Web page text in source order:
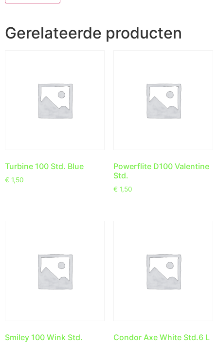
Gerelateerde producten
Turbine 100 Std. Blue
€ 1,50
Powerflite D100 Valentine
Std.
€ 1,50
Smiley 100 Wink Std. Condor Axe White Std.6 L